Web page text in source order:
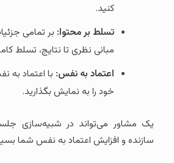
تسلط بر محتوا:بر تمامی جزئیات
مبانی نظری تا نتایج، تسلط کامل
اعتماد به نفس:با اعتماد به نفس
خود را به نمایش بگذارید.
یک مشاور می‌تواند در شبیه‌سازی جلسه
سازنده و افزایش اعتماد به نفس شما بسیار